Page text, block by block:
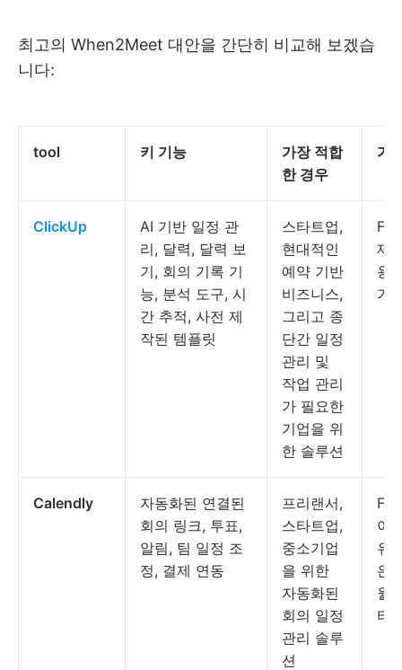
최고의 When2Meet 대안을 간단히 비교해 보겠습
니다:
tool 키 기능
가장 적합
한 경우
가
ClickUp
AI 기반 일정 관
리, 달력, 달력 보
기, 회의 기록 기
능, 분석 도구, 시
간 추적, 사전 제
작된 템플릿
스타트업,
현대적인
예약 기반
비즈니스,
그리고 종
단간 일정
관리 및
작업 관리
가 필요한
기업을 위
한 솔루션
제
용
가
Calendly
자동화된 연결된
회의 링크, 투표,
알림, 팀 일정 조
정, 결제 연동
프리랜서,
스타트업,
중소기업
을 위한
자동화된
회의 일정
관리 솔루
션
이
유
은
월
터